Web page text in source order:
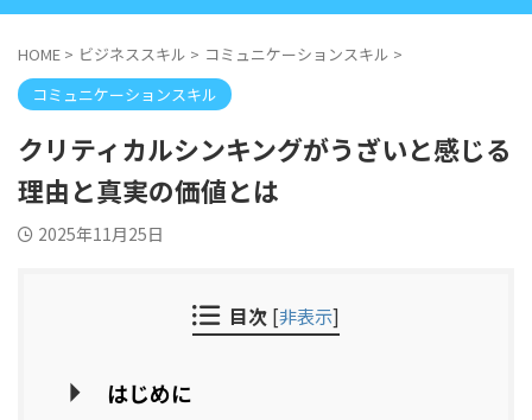
HOME > ビジネススキル > コミュニケーションスキル >
コミュニケーションスキル
クリティカルシンキングがうざいと感じる
理由と真実の価値とは
2025年11月25日
目次 [非表示]
はじめに